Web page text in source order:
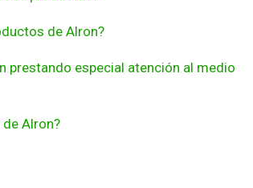
de Alron?
prestando especial atención al medio
Alron?